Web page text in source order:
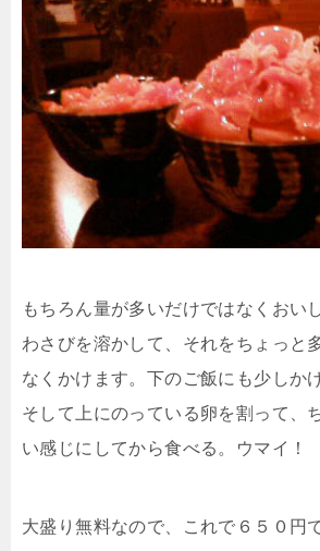
もちろん量が多いだけではなくおい
わさびを溶かして、それをちょっと
なくかけます。下のご飯にも少しか
そして上にのっている卵を割って、
い感じにしてから食べる。ウマイ！
大盛り無料なので、これで６５０円